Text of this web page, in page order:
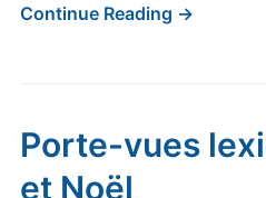
Continue Reading →
Porte-vues
et Noël